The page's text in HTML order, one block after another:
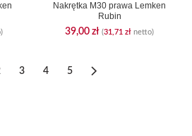
Nakrętka M30 prawa Lemken
Rubin
39,00 zł (31,71 zł netto)
3 4 5